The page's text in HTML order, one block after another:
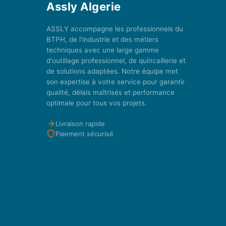
Assly Algerie
ASSLY accompagne les professionnels du
BTPH, de l'industrie et des métiers
techniques avec une large gamme
d'outillage professionnel, de quincaillerie et
de solutions adaptées. Notre équipe met
son expertise à votre service pour garantir
qualité, délais maîtrisés et performance
optimale pour tous vos projets.
Livraison rapide
Paiement sécurisé